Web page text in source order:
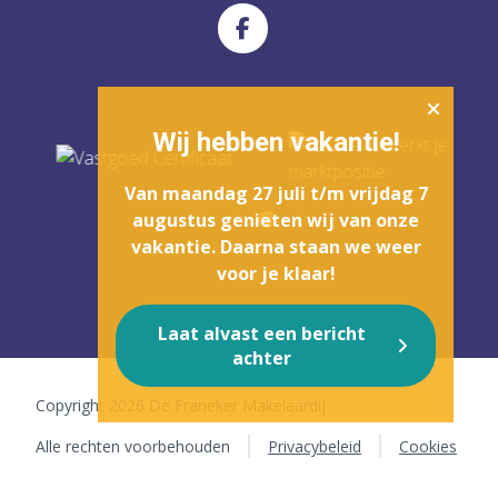
info@defranekermakelaardij.nl
Copyright 2026 De Franeker Makelaardij
Alle rechten voorbehouden
Privacybeleid Cookies
Wij hebben vakantie!
Van maandag 27 juli t/m vrijdag 7
augustus genieten wij van onze
vakantie. Daarna staan we weer
voor je klaar!
Laat alvast een bericht
achter